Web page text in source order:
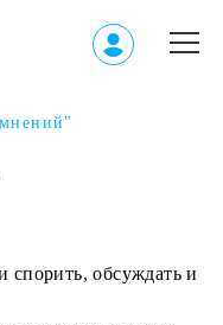
обсуждать и